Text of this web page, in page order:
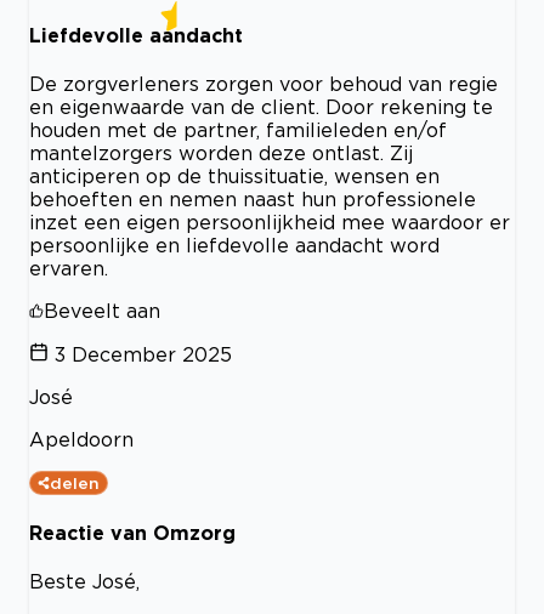
Liefdevolle aandacht
De zorgverleners zorgen voor behoud van regie
en eigenwaarde van de client. Door rekening te
houden met de partner, familieleden en/of
mantelzorgers worden deze ontlast. Zij
anticiperen op de thuissituatie, wensen en
behoeften en nemen naast hun professionele
inzet een eigen persoonlijkheid mee waardoor er
persoonlijke en liefdevolle aandacht word
ervaren.
Beveelt aan
3 December 2025
José
Apeldoorn
delen
Reactie van Omzorg
Beste José,